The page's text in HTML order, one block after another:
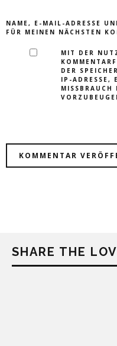
NAME, E-MAIL-ADRESSE
FÜR MEINEN NÄCHSTEN
MIT DER
DER
IP-ADRESSE,
MISSBRAUCH
SHARE THE